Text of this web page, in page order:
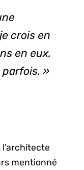
crois en
en eux.
»
mentionné